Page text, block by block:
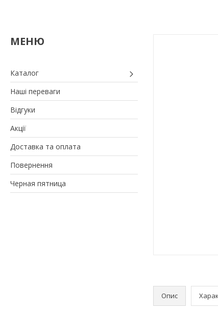
Каталог
Наші переваги
Відгуки
Акції
Доставка та оплата
Повернення
Черная пятница
Опис